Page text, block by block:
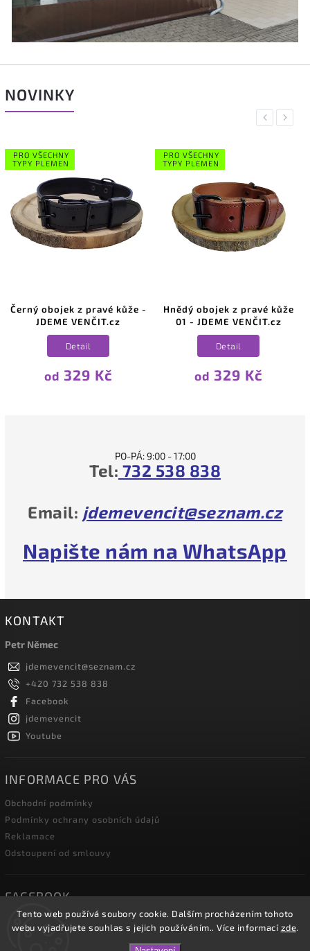
Tento web používá soubory cookie. Dalším procházením tohoto
webu vyjadřujete souhlas s jejich používáním.. Více informacízde.
NOVINKY
Previous
PRO VŠECHNY
TYPY PLEMEN
Černý obojek z pravé kůže -
JDEME VENČIT.cz
od 329 Kč
Detail
PRO VŠECHNY
TYPY PLEMEN
Hnědý obojek z pravé kůže
01 - JDEME VENČIT.cz
od 329 Kč
Detail
Next
PO-PÁ: 9:00 - 17:00
Tel: 732 538 838
Email: jdemevencit@seznam.cz
Napište nám na WhatsApp
KONTAKT
Petr Němec
jdemevencit@seznam.cz
+420 732 538 838
Facebook
jdemevencit
Youtube
INFORMACE PRO VÁS
Obchodní podmínky
Podmínky ochrany osobních údajů
Reklamace
Odstoupení od smlouvy
FACEBOOK